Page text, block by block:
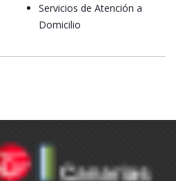
Servicios de Atención a
Domicilio